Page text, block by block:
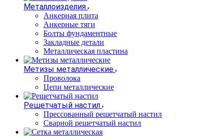
Металлоизделия
Анкерная плита
Анкерные тяги
Болты фундаментные
Закладные детали
Металлическая пластина
Метизы металлические
Проволока
Цепи металлические
Решетчатый настил
Прессованный решетчатый настил
Сварной решетчатый настил